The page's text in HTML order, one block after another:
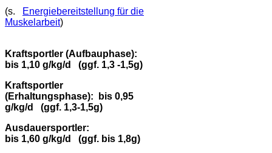
(s.
Energiebereitstellung für die
Muskelarbeit)
Kraftsportler (Aufbauphase):
bis 1,10 g/kg/d (ggf. 1,3 -1,5g)
Kraftsportler
(Erhaltungsphase): bis 0,95
g/kg/d (ggf. 1,3-1,5g)
Ausdauersportler:
bis 1,60 g/kg/d (ggf. bis 1,8g)